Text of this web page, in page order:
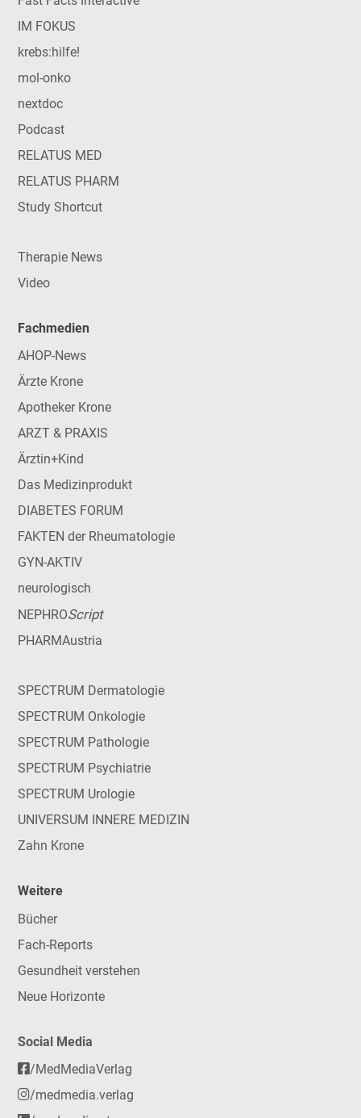
IM FOKUS
krebs:hilfe!
mol-onko
nextdoc
Podcast
RELATUS MED
RELATUS PHARM
Study Shortcut
Therapie News
Video
Fachmedien
AHOP-News
Ärzte Krone
Apotheker Krone
ARZT & PRAXIS
Ärztin+Kind
Das Medizinprodukt
DIABETES FORUM
FAKTEN der Rheumatologie
GYN-AKTIV
neurologisch
NEPHROScript
PHARMAustria
SPECTRUM Dermatologie
SPECTRUM Onkologie
SPECTRUM Pathologie
SPECTRUM Psychiatrie
SPECTRUM Urologie
UNIVERSUM INNERE MEDIZIN
Zahn Krone
Weitere
Bücher
Fach-Reports
Gesundheit verstehen
Neue Horizonte
Social Media
/MedMediaVerlag
/medmedia.verlag